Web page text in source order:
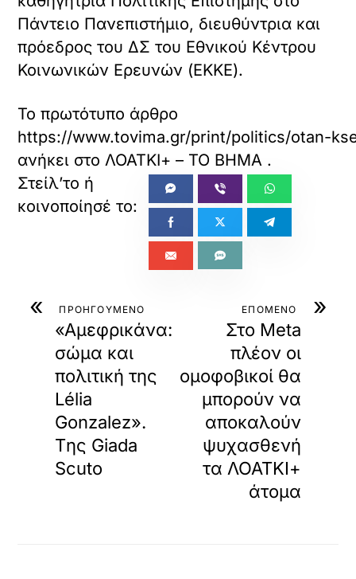
Πάντειο Πανεπιστήμιο, διευθύντρια και
πρόεδρος του ΔΣ του Εθνικού Κέντρου
Κοινωνικών Ερευνών (ΕΚΚΕ).
Το πρωτότυπο άρθρο
https://www.tovima.gr/print/politics/otan-
ανήκει στοΛΟΑΤΚΙ+ – ΤΟ ΒΗΜΑ .
« ΠΡΟΗΓΟΥΜΕΝΟ
«Aμεφρικάνα:
σώμα και
πολιτική της
Lélia
Gonzalez».
Tης Giada
Scuto
»
ΕΠΟΜΕΝΟ
Στο Meta
πλέον οι
ομοφοβικοί θα
μπορούν να
αποκαλούν
ψυχασθενή
τα ΛΟΑΤΚΙ+
άτομα